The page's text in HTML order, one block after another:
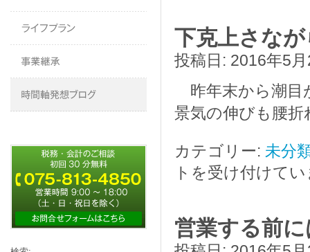
下克上さな
投稿日: 2016年5
昨年末から潮目
景気の伸びも腰
カテゴリー: 未分
トを受け付けて
営業する前